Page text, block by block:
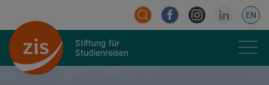
EN
Stiftung für
Studienreisen